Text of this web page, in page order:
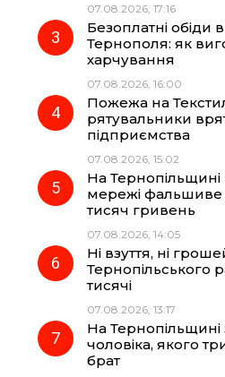
k
a
m
07.08.2026, 17:16
Безоплатні обіди
Тернополя: як
харчування
07.08.2026, 16:00
Пожежа на
рятувальники
підприємства
07.08.2026, 15:02
На Тернопільщині
мережі фальшиве
тисяч гривень
07.08.2026, 14:05
Ні взуття, ні
Тернопільського
тисячі
07.08.2026, 13:17
На
чоловіка, якого
брат